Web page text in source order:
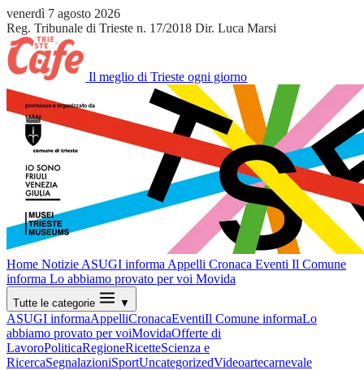
venerdì 7 agosto 2026
Reg. Tribunale di Trieste n. 17/2018 Dir. Luca Marsi
Il meglio di Trieste ogni giorno
Home Notizie ASUGI informa Appelli Cronaca Eventi Il Comune
informa Lo abbiamo provato per voi Movida
Tutte le categorie ▼
ASUGI informaAppelliCronacaEventiIl Comune informaLo
abbiamo provato per voiMovidaOfferte di
LavoroPoliticaRegioneRicetteScienza e
RicercaSegnalazioniSportUncategorizedVideoartecarnevale